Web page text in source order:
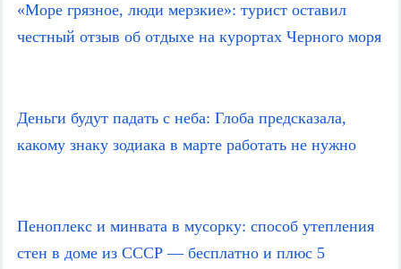
«Море грязное, люди мерзкие»: турист оставил
честный отзыв об отдыхе на курортах Черного моря
Деньги будут падать с неба: Глоба предсказала,
какому знаку зодиака в марте работать не нужно
Пеноплекс и минвата в мусорку: способ утепления
стен в доме из СССР — бесплатно и плюс 5